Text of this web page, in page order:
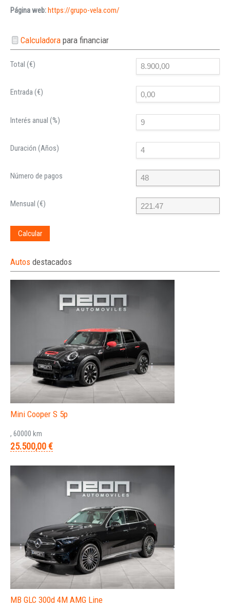
Página web:https://grupo-vela.com/
Calculadorapara financiar
Total (€)
Entrada (€)
Interés anual (%)
Duración (Años)
Número de pagos
Mensual (€)
Calcular
Autos destacados
Mini Cooper S 5p
, 60000 km
25.500,00 €
MB GLC 300d 4M AMG Line